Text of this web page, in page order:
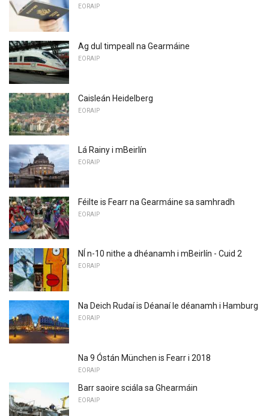
EORAIP
Ag dul timpeall na Gearmáine
EORAIP
Caisleán Heidelberg
EORAIP
Lá Rainy i mBeirlín
EORAIP
Féilte is Fearr na Gearmáine sa samhradh
EORAIP
NÍ n-10 nithe a dhéanamh i mBeirlín - Cuid 2
EORAIP
Na Deich Rudaí is Déanaí le déanamh i Hamburg
EORAIP
Na 9 Óstán München is Fearr i 2018
EORAIP
Barr saoire sciála sa Ghearmáin
EORAIP